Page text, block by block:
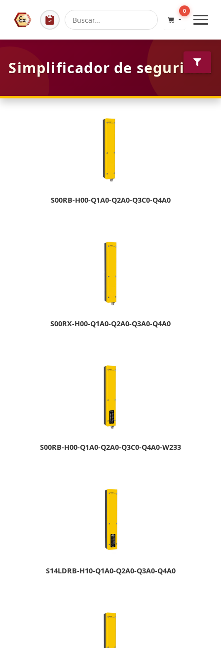
0
Simplificador de seguridad
S00RB-H00-Q1A0-Q2A0-Q3C0-Q4A0
S00RX-H00-Q1A0-Q2A0-Q3A0-Q4A0
S00RB-H00-Q1A0-Q2A0-Q3C0-Q4A0-W233
S14LDRB-H10-Q1A0-Q2A0-Q3A0-Q4A0